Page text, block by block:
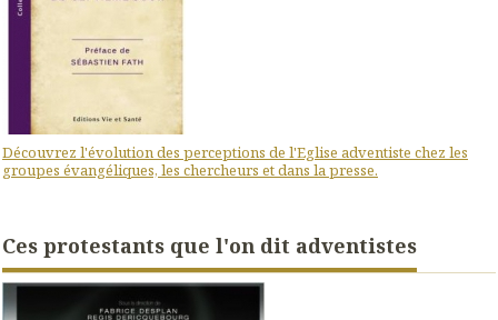
Découvrez l'évolution des perceptions de l'Eglise adventiste chez les
groupes évangéliques, les chercheurs et dans la presse.
Ces protestants que l'on dit adventistes